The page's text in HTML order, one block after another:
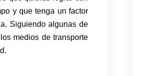
y que tenga un factor
Siguiendo algunas de
medios de transporte